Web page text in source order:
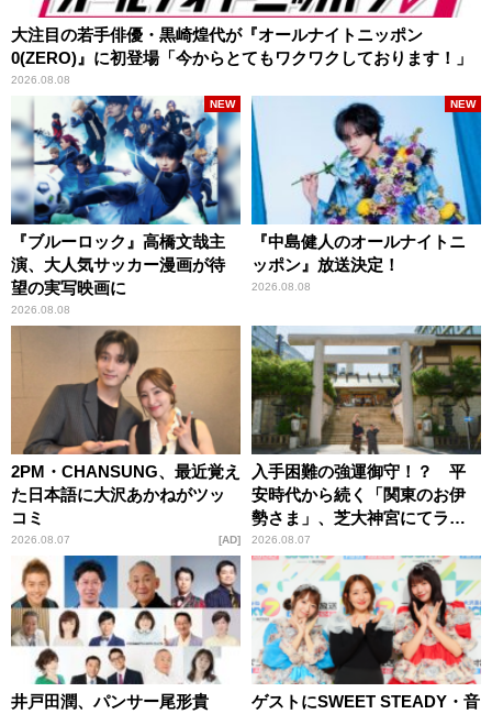
大注目の若手俳優・黒崎煌代が『オールナイトニッポン
0(ZERO)』に初登場「今からとてもワクワクしております！」
2026.08.08
『ブルーロック』高橋文哉主
演、大人気サッカー漫画が待
望の実写映画に
2026.08.08
NEW
『中島健人のオールナイトニ
ッポン』放送決定！
2026.08.08
NEW
2PM・CHANSUNG、最近覚え
た日本語に大沢あかねがツッ
コミ
2026.08.07 AD
入手困難の強運御守！？ 平
安時代から続く「関東のお伊
勢さま」、芝大神宮にてラン
パンプスが合格祈願！
2026.08.07
井戸田潤、パンサー尾形貴
ゲストにSWEET STEADY・音